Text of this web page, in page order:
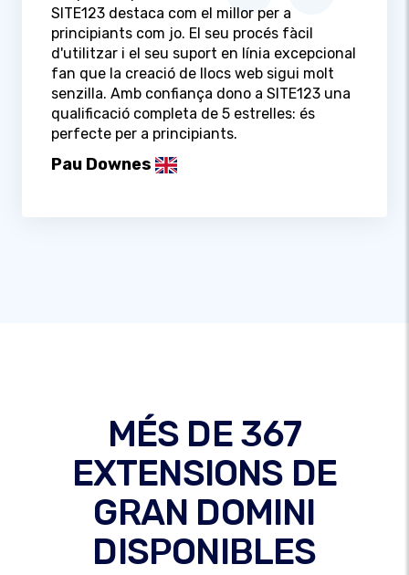
SITE123 destaca com el millor per a
principiants com jo. El seu procés fàcil
d'utilitzar i el seu suport en línia excepcional
fan que la creació de llocs web sigui molt
senzilla. Amb confiança dono a SITE123 una
qualificació completa de 5 estrelles: és
perfecte per a principiants.
Pau Downes
MÉS DE 367
EXTENSIONS DE
GRAN DOMINI
DISPONIBLES